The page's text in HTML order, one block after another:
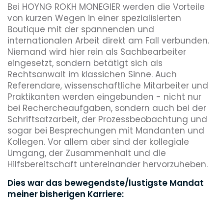
Bei HOYNG ROKH MONEGIER werden die Vorteile
von kurzen Wegen in einer spezialisierten
Boutique mit der spannenden und
internationalen Arbeit direkt am Fall verbunden.
Niemand wird hier rein als Sachbearbeiter
eingesetzt, sondern betätigt sich als
Rechtsanwalt im klassichen Sinne. Auch
Referendare, wissenschaftliche Mitarbeiter und
Praktikanten werden eingebunden - nicht nur
bei Rechercheaufgaben, sondern auch bei der
Schriftsatzarbeit, der Prozessbeobachtung und
sogar bei Besprechungen mit Mandanten und
Kollegen. Vor allem aber sind der kollegiale
Umgang, der Zusammenhalt und die
Hilfsbereitschaft untereinander hervorzuheben.
Dies war das bewegendste/lustigste Mandat
meiner bisherigen Karriere: